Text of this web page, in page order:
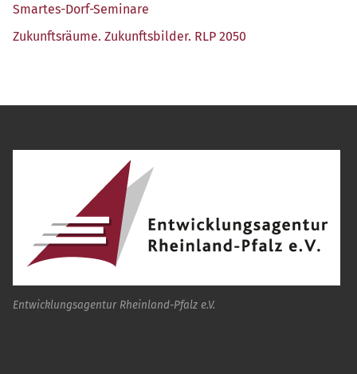
Smar­tes-Dorf-Semi­na­re
Zukunfts­räu­me. Zukunfts­bil­der. RLP 2050
Entwicklungsagentur Rheinland-Pfalz e.V.